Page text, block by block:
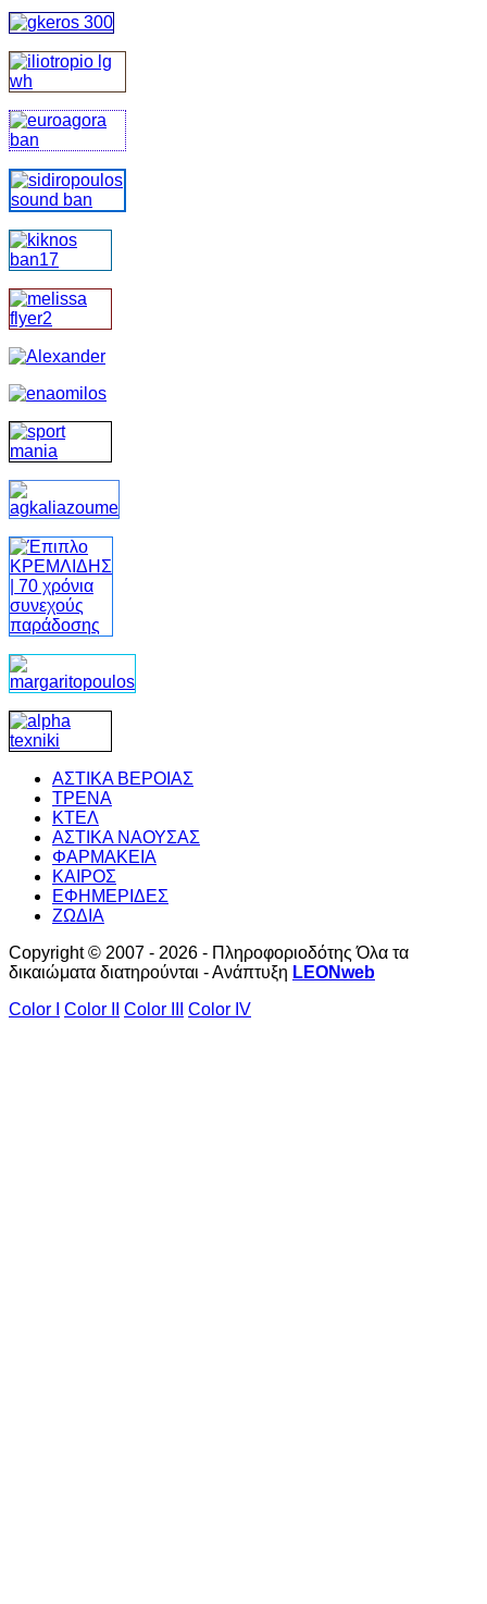
ΑΣΤΙΚΑ ΒΕΡΟΙΑΣ
ΤΡΕΝΑ
ΚΤΕΛ
ΑΣΤΙΚΑ ΝΑΟΥΣΑΣ
ΦΑΡΜΑΚΕΙΑ
ΚΑΙΡΟΣ
ΕΦΗΜΕΡΙΔΕΣ
ΖΩΔΙΑ
Copyright © 2007 - 2026 - Πληροφοριοδότης Όλα τα
δικαιώματα διατηρούνται - Ανάπτυξη LEONweb
Color I
Color II Color III Color IV